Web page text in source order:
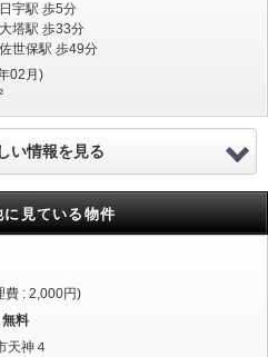
宇駅 歩5分
塔駅 歩33分
世保駅 歩49分
02月)
い情報を見る
見ている物件
費 : 2,000円)
無料
天神４